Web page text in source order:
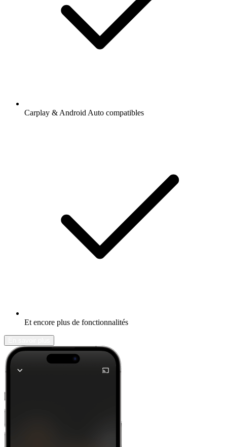
Carplay & Android Auto compatibles
Et encore plus de fonctionnalités